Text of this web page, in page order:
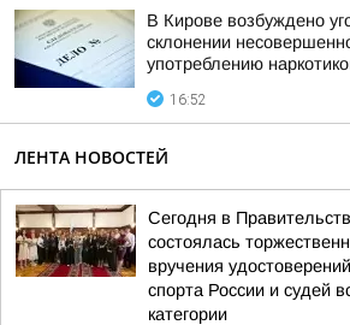
В Кирове возбуждено
склонении
употреблению
16:52
ЛЕНТА НОВОСТЕЙ
Сегодня в
состоялась
вручения
спорта России и судей
категории